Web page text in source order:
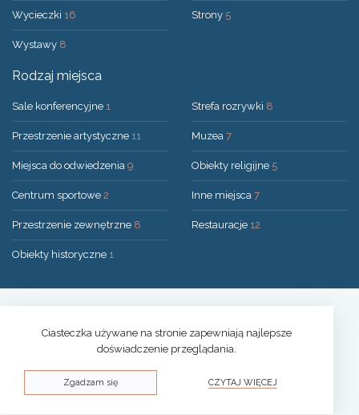
Wycieczki 16
Wystawy 8
Strony 5
Rodzaj miejsca
Sale konferencyjne 1
Przestrzenie artystyczne 11
Miejsca do odwiedzenia 9
Centrum sportowe 2
Przestrzenie zewnętrzne 8
Obiekty historyczne 1
Strefa rozrywki 8
Muzea 7
Obiekty religijne 5
Inne miejsca 7
Restauracje 12
Polityka prywatności
Ciasteczka używane na stronie zapewniają najlepsze
doświadczenie przeglądania.
Zgadzam się CZYTAJ WIĘCEJ